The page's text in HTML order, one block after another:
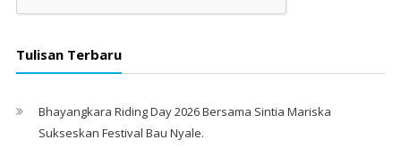
Tulisan Terbaru
Bhayangkara Riding Day 2026 Bersama Sintia Mariska
Sukseskan Festival Bau Nyale. ‎